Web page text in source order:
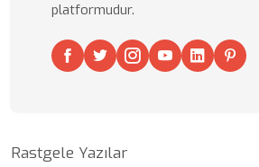
platformudur.
Rastgele Yazılar